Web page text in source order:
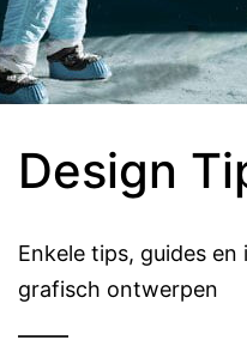
Design
Enkele tips, guides
grafisch ontwerpen